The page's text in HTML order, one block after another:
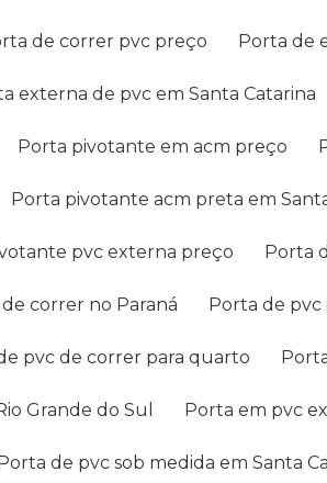
de correr pvc preço Porta de
externa de pvc em Santa Catarina
Porta pivotante em acm preço
Porta pivotante acm preta em
pvc externa preço Porta
de correr no Paraná Porta de
de pvc de correr para quarto
Grande do Sul Porta em pvc
Porta de pvc sob medida em Santa